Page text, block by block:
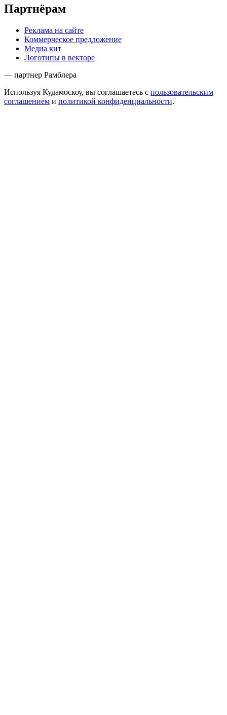
Партнёрам
Реклама на сайте
Коммерческое предложение
Медиа кит
Логотипы в векторе
— партнер Рамблера
Используя Кудамоскоу, вы соглашаетесь с пользовательским
соглашением и политикой конфиденциальности.